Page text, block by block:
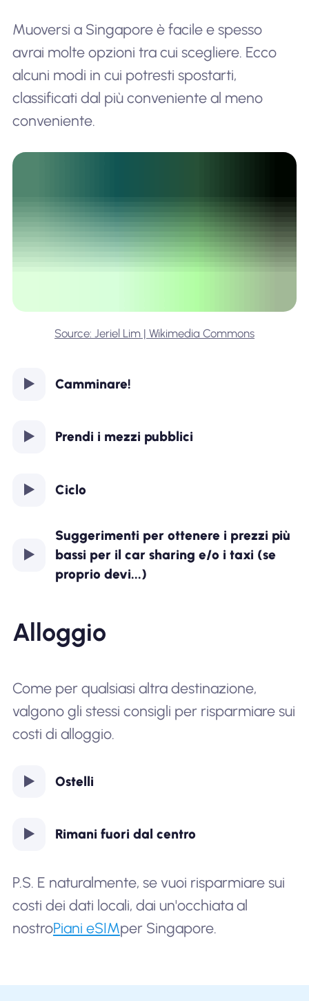
Muoversi a Singapore è facile e spesso
avrai molte opzioni tra cui scegliere. Ecco
alcuni modi in cui potresti spostarti,
classificati dal più conveniente al meno
conveniente.
Source: Jeriel Lim | Wikimedia Commons
Camminare!
Prendi i mezzi pubblici
Ciclo
Suggerimenti per ottenere i prezzi più
bassi per il car sharing e/o i taxi (se
proprio devi...)
Alloggio
Come per qualsiasi altra destinazione,
valgono gli stessi consigli per risparmiare sui
costi di alloggio.
Ostelli
Rimani fuori dal centro
P.S. E naturalmente, se vuoi risparmiare sui
costi dei dati locali, dai un'occhiata al
nostroPiani eSIMper Singapore.